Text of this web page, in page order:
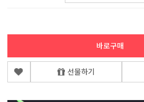
바로구매
선물하기